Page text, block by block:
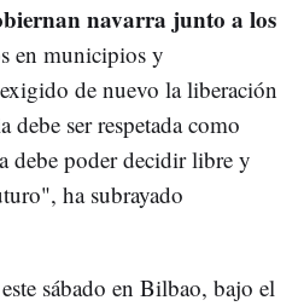
navarra junto a los
en municipios y
de nuevo la liberación
ser respetada como
debe poder decidir libre y
ha subrayado
sábado en Bilbao, bajo el